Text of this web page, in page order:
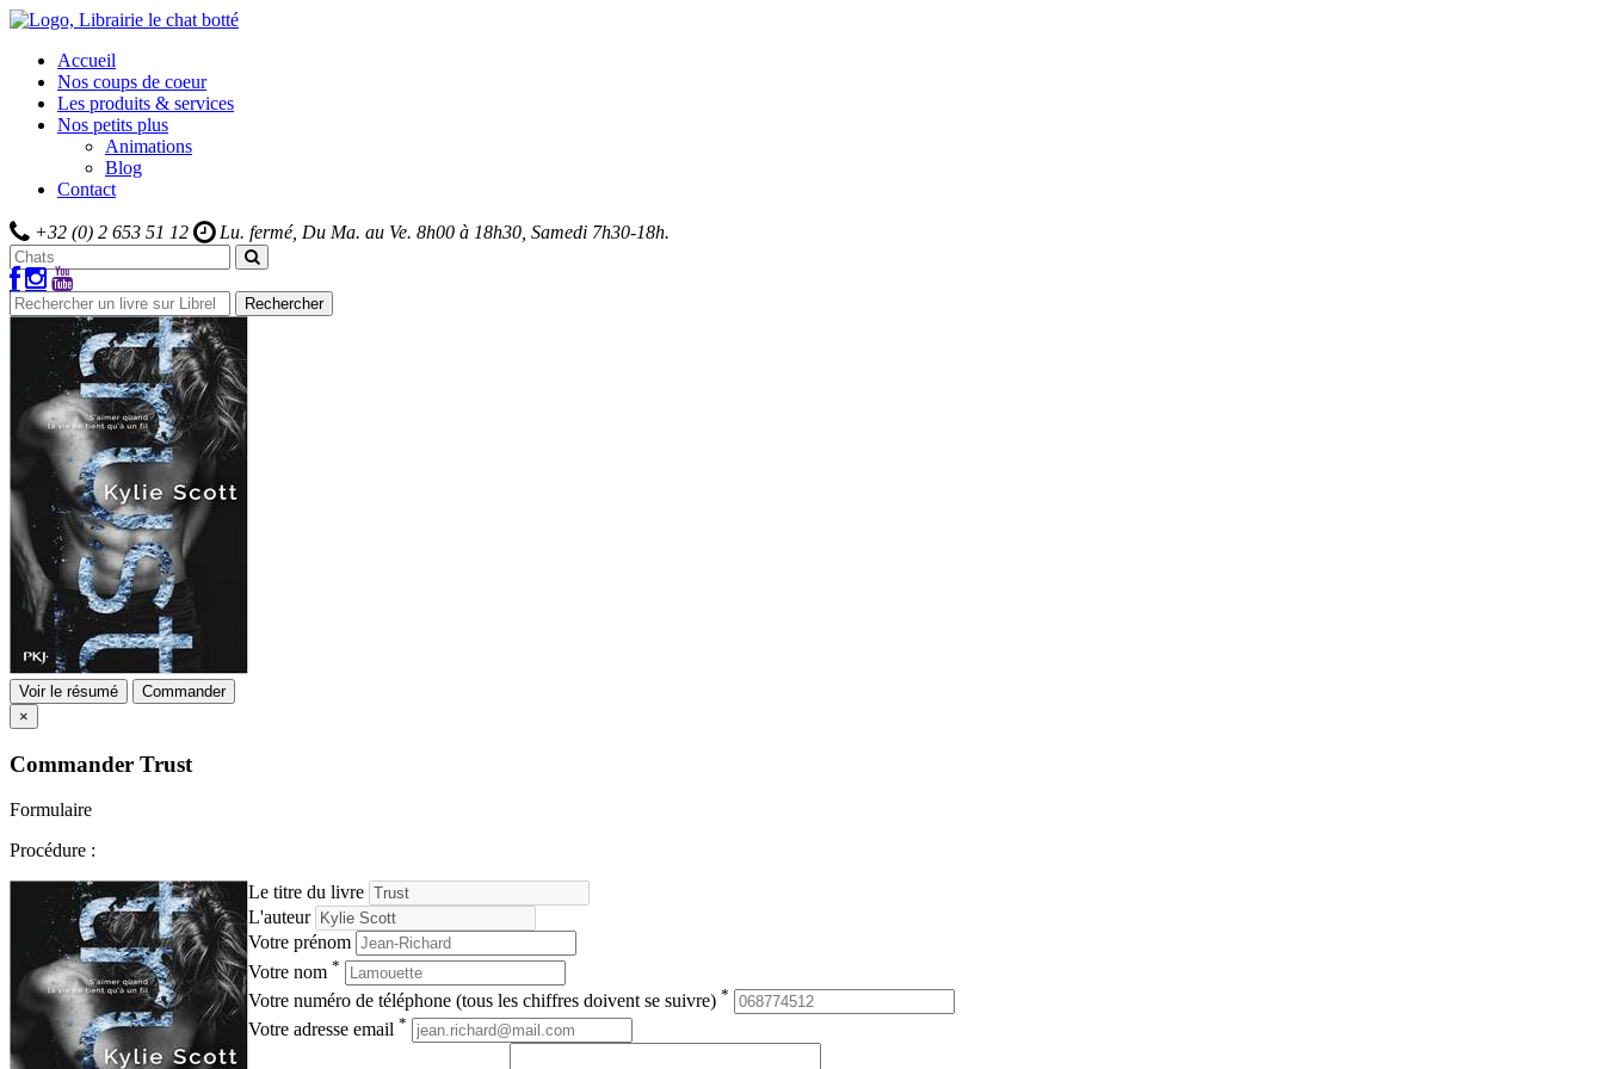
Accueil
Nos coups de coeur
Les produits & services
Nos petits plus
Animations
Blog
Contact
+32 (0) 2 653 51 12 Lu. fermé, Du Ma. au Ve. 8h00 à 18h30, Samedi 7h30-18h.
Rechercher
Voir le résumé
Commander
×
Commander Trust
Formulaire
Procédure :
Le titre du livre
L'auteur
Votre prénom
Votre nom *
Votre numéro de téléphone (tous les chiffres doivent se suivre) *
Votre adresse email *